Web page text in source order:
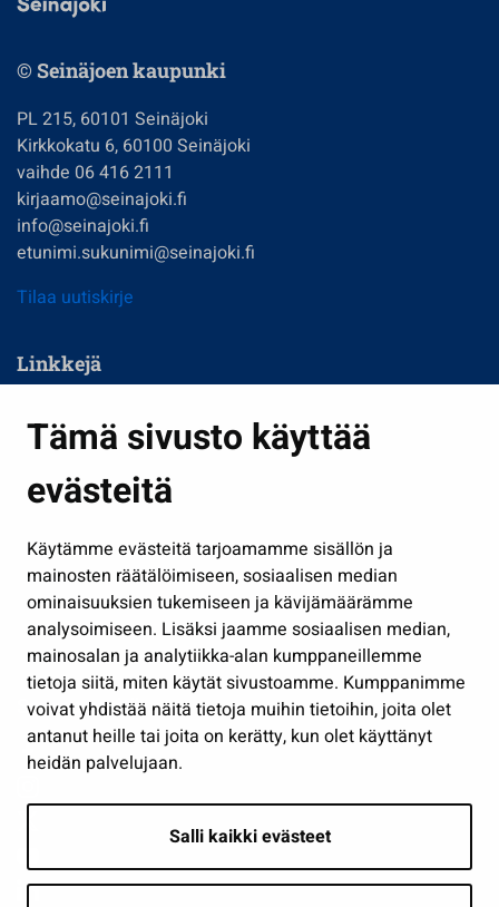
Tämä sivusto käyttää
evästeitä
Käytämme evästeitä tarjoamamme sisällön ja
mainosten räätälöimiseen, sosiaalisen median
ominaisuuksien tukemiseen ja kävijämäärämme
analysoimiseen. Lisäksi jaamme sosiaalisen median,
mainosalan ja analytiikka-alan kumppaneillemme
tietoja siitä, miten käytät sivustoamme. Kumppanimme
voivat yhdistää näitä tietoja muihin tietoihin, joita olet
antanut heille tai joita on kerätty, kun olet käyttänyt
heidän palvelujaan.
Salli kaikki evästeet
© Seinäjoen kaupunki
PL 215, 60101 Seinäjoki
Kirkkokatu 6, 60100 Seinäjoki
vaihde 06 416 2111
kirjaamo@seinajoki.fi
info@seinajoki.fi
etunimi.sukunimi@seinajoki.fi
Tilaa uutiskirje
Linkkejä
Kasvatus ja opetus
Kulttuuri ja liikunta
Työ ja yrittäminen
Osallistu ja asioi
Näytä omat evästeasetukseni
Seuraa meitä